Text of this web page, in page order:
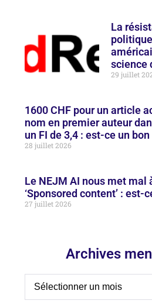
La
science
29 juillet
1600 CHF pour un article
nom en premier auteur
un FI de 3,4 : est-ce un
28 juillet 2026
Le NEJM AI nous met mal
‘Sponsored content’ : est-
27 juillet 2026
Archives